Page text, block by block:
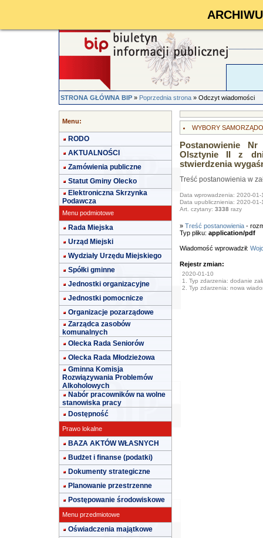
STRONA GŁÓWNA BIP»Poprzednia strona» Odczyt wiadomości
Menu:
RODO
AKTUALNOŚCI
Zamówienia publiczne
Statut Gminy Olecko
Elektroniczna Skrzynka
Podawcza
Menu podmiotowe
Rada Miejska
Urząd Miejski
Wydziały Urzędu Miejskiego
Spółki gminne
Jednostki organizacyjne
Jednostki pomocnicze
Organizacje pozarządowe
Zarządca zasobów
komunalnych
Olecka Rada Seniorów
Olecka Rada Młodzieżowa
Gminna Komisja
Rozwiązywania Problemów
Alkoholowych
Nabór pracowników na wolne
stanowiska pracy
Dostępność
Prawo lokalne
BAZA AKTÓW WŁASNYCH
Budżet i finanse (podatki)
Dokumenty strategiczne
Planowanie przestrzenne
Postępowanie środowiskowe
Menu przedmiotowe
Oświadczenia majątkowe
WYBORY
Postanowienie
Olsztynie II z
stwierdzenia
Treść postanowienia w
Data wprowadzenia: 2020-01-
Data upublicznienia: 2020-01-
Art. czytany: 3338 razy
» Treść postanowienia-
Typ pliku: application/pdf
Wiadomość wprowadził:
Rejestr zmian:
2020-01-10
1. Typ zdarzenia: dodanie
2. Typ zdarzenia: nowa